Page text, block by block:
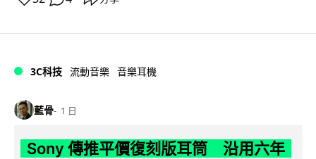
3C科技 流動音樂 音樂耳機
藍骨 1 日
Sony 傳推平價復刻版耳筒 沿用六年